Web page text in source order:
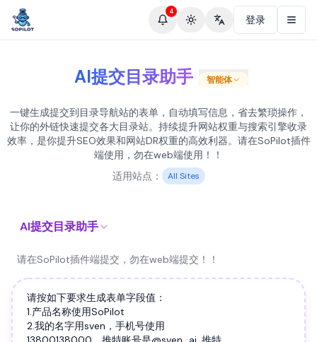
4
Toggle theme
Change language
登录
AI提交目录助手 智能体
一键生成提交到目录导航站的表单，自动填写信息，省去繁琐操作，
让你的外链快速提交各大目录站。持续提升网站权重与搜索引擎收录
效率，是你提升SEO效果和网站DR权重的高效利器。请在SoPilot插件
端使用，勿在web端使用！！
适用站点：
All Sites
AI提交目录助手
请在SoPilot插件端提交，勿在web端提交！！